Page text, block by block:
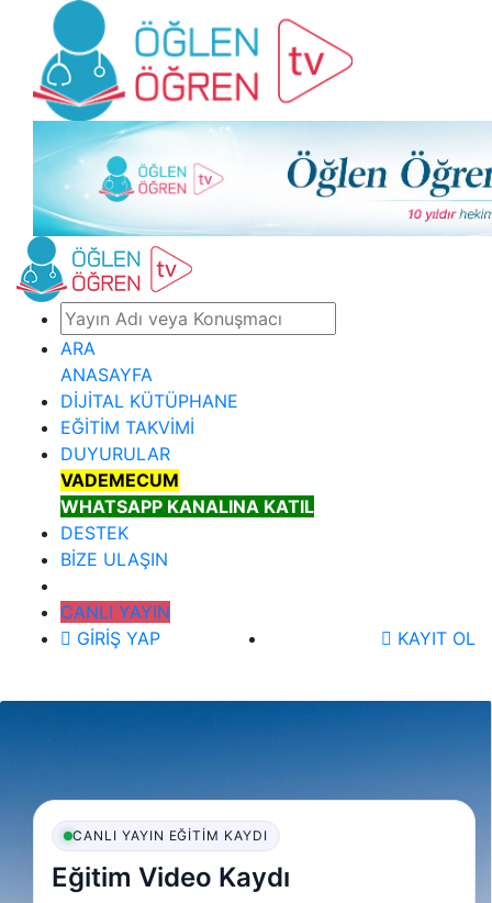
ARA
ANASAYFA
DİJİTAL KÜTÜPHANE
EĞİTİM TAKVİMİ
DUYURULAR
VADEMECUM
WHATSAPP KANALINA KATIL
DESTEK
BİZE ULAŞIN
CANLI YAYIN
GİRİŞ YAP
KAYIT OL
CANLI YAYIN EĞITIM KAYDI
Eğitim Video Kaydı